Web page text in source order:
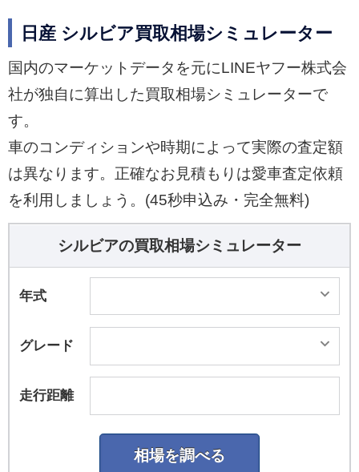
日産 シルビア買取相場シミュレーター
国内のマーケットデータを元にLINEヤフー株式会
社が独自に算出した買取相場シミュレーターで
す。
車のコンディションや時期によって実際の査定額
は異なります。正確なお見積もりは愛車査定依頼
を利用しましょう。(45秒申込み・完全無料)
シルビアの買取相場シミュレーター
年式
グレード
走行距離